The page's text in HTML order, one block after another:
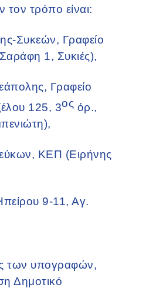
τρόπο είναι:
Συκεών, Γραφείο
1, Συκιές),
Γραφείο
125, 3ος όρ.,
ΚΕΠ (Ειρήνης
9-11, Αγ.
των υπογραφών,
Δημοτικό